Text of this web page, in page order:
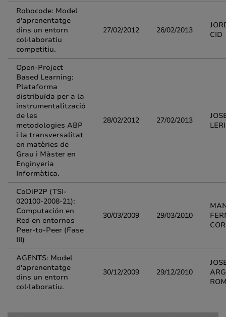
Robocode: Model
d'aprenentatge
dins un entorn
col·laboratiu
competitiu.
27/02/2012 26/02/2013
CID
Open-Project
Based Learning:
Plataforma
distribuïda per a la
instrumentalització
de les
metodologies ABP
i la transversalitat
en matèries de
Grau i Màster en
Enginyeria
Informàtica.
28/02/2012 27/02/2013
CoDiP2P (TSI-
020100-2008-21):
Computación en
Red en entornos
Peer-to-Peer (Fase
III)
30/03/2009 29/03/2010
AGENTS: Model
d'aprenentatge
dins un entorn
col·laboratiu.
30/12/2009 29/12/2010